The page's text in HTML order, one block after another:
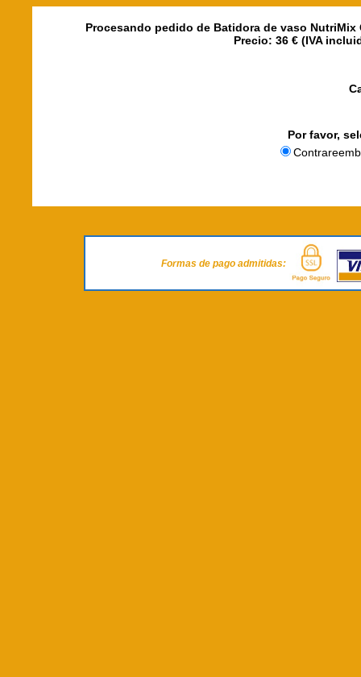
Procesando pedido de Batidora de vaso
Precio: 36 € (IVA
Por favor,
Formas de pago admitidas: